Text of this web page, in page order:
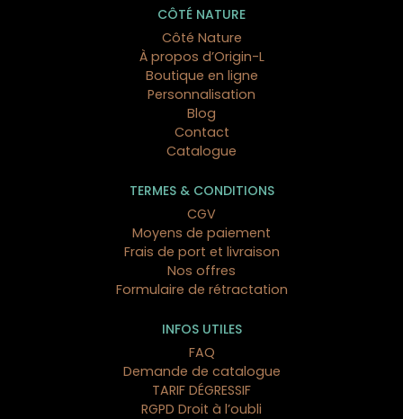
CÔTÉ NATURE
Côté Nature
À propos d’Origin-L
Boutique en ligne
Personnalisation
Blog
Contact
Catalogue
TERMES & CONDITIONS
CGV
Moyens de paiement
Frais de port et livraison
Nos offres
Formulaire de rétractation
INFOS UTILES
FAQ
Demande de catalogue
TARIF DÉGRESSIF
RGPD Droit à l’oubli